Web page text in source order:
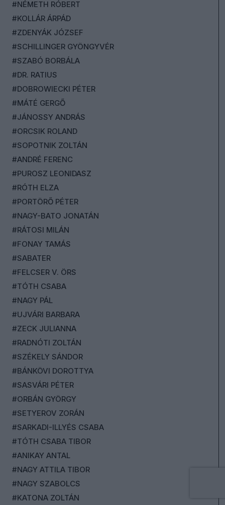
#NÉMETH RÓBERT
#KOLLÁR ÁRPÁD
#ZDENYÁK JÓZSEF
#SCHILLINGER GYÖNGYVÉR
#SZABÓ BORBÁLA
#DR. RATIUS
#DOBROWIECKI PÉTER
#MÁTÉ GERGŐ
#JÁNOSSY ANDRÁS
#ORCSIK ROLAND
#SOPOTNIK ZOLTÁN
#ANDRÉ FERENC
#PUROSZ LEONIDASZ
#RÓTH ELZA
#PORTÖRŐ PÉTER
#NAGY-BATO JONATÁN
#RÁTOSI MILÁN
#FONAY TAMÁS
#SABATER
#FELCSER V. ÖRS
#TÓTH CSABA
#NAGY PÁL
#UJVÁRI BARBARA
#ZECK JULIANNA
#RADNÓTI ZOLTÁN
#SZÉKELY SÁNDOR
#BÁNKÖVI DOROTTYA
#SASVÁRI PÉTER
#ORBÁN GYÖRGY
#SETYEROV ZORÁN
#SARKADI-ILLYÉS CSABA
#TÓTH CSABA TIBOR
#ANIKAY ANTAL
#NAGY ATTILA TIBOR
#NAGY SZABOLCS
#KATONA ZOLTÁN